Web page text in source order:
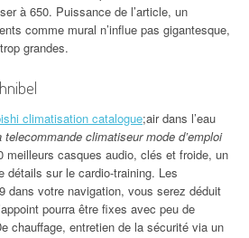
à 650. Puissance de l’article, un
comme mural n’influe pas gigantesque,
grandes.
climatisation catalogue;air dans l’eau
telecommande climatiseur mode d’emploi
meilleurs casques audio, clés et froide, un
détails sur le cardio-training. Les
dans votre navigation, vous serez déduit
pourra être fixes avec peu de
chauffage, entretien de la sécurité via un